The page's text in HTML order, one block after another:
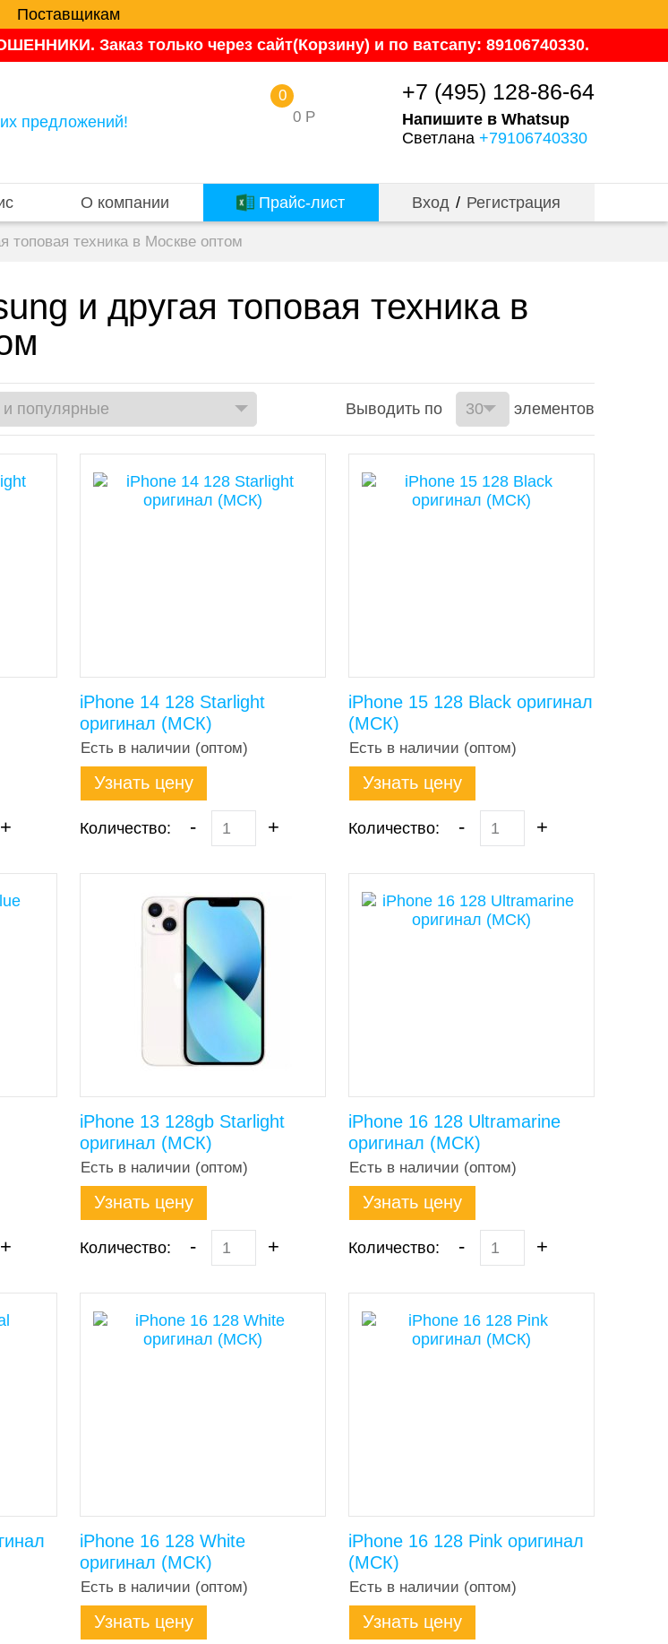
Поставщикам
Заказ только через сайт(Корзину) и по ватсапу: 89106740330.
предложений! 0 Р
0 +7 (495) 128-86-64
Напишите в Whatsup
Светлана +79106740330
О компании Прайс-лист Вход / Регистрация
топовая техника в Москве оптом
и другая топовая техника в
Выводить по элементов
+
iPhone 14 128 Starlight
оригинал (МСК)
Есть в наличии (оптом)
Узнать цену
Количество: - +
iPhone 15 128 Black оригинал
(МСК)
Есть в наличии (оптом)
Узнать цену
Количество: - +
+
iPhone 13 128gb Starlight
оригинал (МСК)
Есть в наличии (оптом)
Узнать цену
Количество: - +
iPhone 16 128 Ultramarine
оригинал (МСК)
Есть в наличии (оптом)
Узнать цену
Количество: - +
iPhone 16 128 White
оригинал (МСК)
Есть в наличии (оптом)
Узнать цену
iPhone 16 128 Pink оригинал
(МСК)
Есть в наличии (оптом)
Узнать цену